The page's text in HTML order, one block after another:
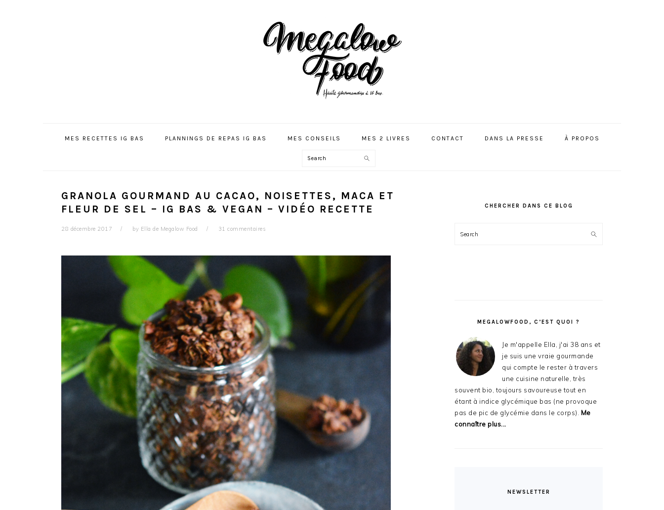
MES RECETTES IG BAS PLANNINGS DE REPAS IG BAS MES CONSEILS MES 2 LIVRES CONTACT DANS LA PRESSE À PROPOS
Search
GRANOLA GOURMAND AU CACAO, NOISETTES, MACA ET
FLEUR DE SEL – IG BAS & VEGAN – VIDÉO RECETTE
28 décembre 2017 by Ella de Megalow Food 31 commentaires
LATÉRALECHERCHER DANS CE BLOG
Search
MEGALOWFOOD, C’EST QUOI ?
Je m'appelle Ella, j'ai 38 ans et
je suis une vraie gourmande
qui compte le rester à travers
une cuisine naturelle, très
souvent bio, toujours savoureuse tout en
étant à indice glycémique bas (ne provoque
pas de pic de glycémie dans le corps). Me
connaître plus...
NEWSLETTER